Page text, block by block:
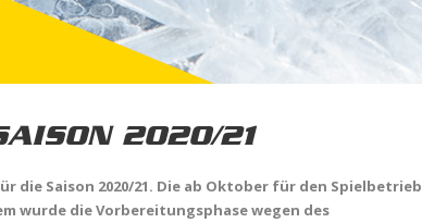
2020/21
die Saison 2020/21. Die ab Oktober für den Spielbetrieb
wurde die Vorbereitungsphase wegen des